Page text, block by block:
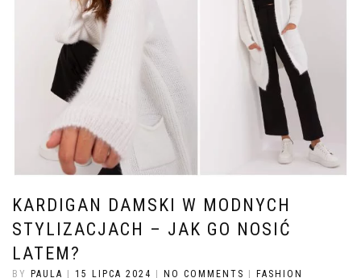
KARDIGAN DAMSKI W MODNYCH
STYLIZACJACH – JAK GO NOSIĆ
LATEM?
BY PAULA | 15 LIPCA 2024 | NO COMMENTS | FASHION